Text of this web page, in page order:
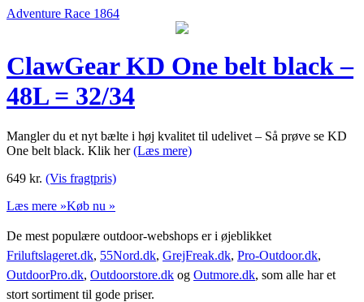
Adventure Race 1864
ClawGear KD One belt black –
48L = 32/34
Mangler du et nyt bælte i høj kvalitet til udelivet – Så prøve se KD
One belt black. Klik her(Læs mere)
649 kr. (Vis fragtpris)
Læs mere »Køb nu »
De mest populære outdoor-webshops er i øjeblikket
Friluftslageret.dk, 55Nord.dk, GrejFreak.dk, Pro-Outdoor.dk,
OutdoorPro.dk, Outdoorstore.dk og Outmore.dk, som alle har et
stort sortiment til gode priser.